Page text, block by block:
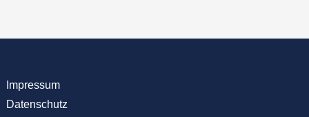
Impressum
Datenschutz